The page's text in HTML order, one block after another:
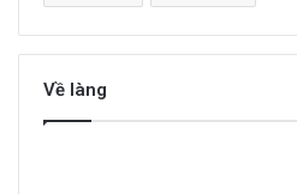
Về làng